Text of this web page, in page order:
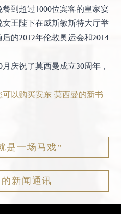
到超过1000位宾客的皇家宴
王陛下在威斯敏斯特大厅举
的2012年伦敦奥运会和2014
庆祝了莫西曼成立30周年，
以购买安东·莫西曼的新书
是一场马戏”
新闻通讯